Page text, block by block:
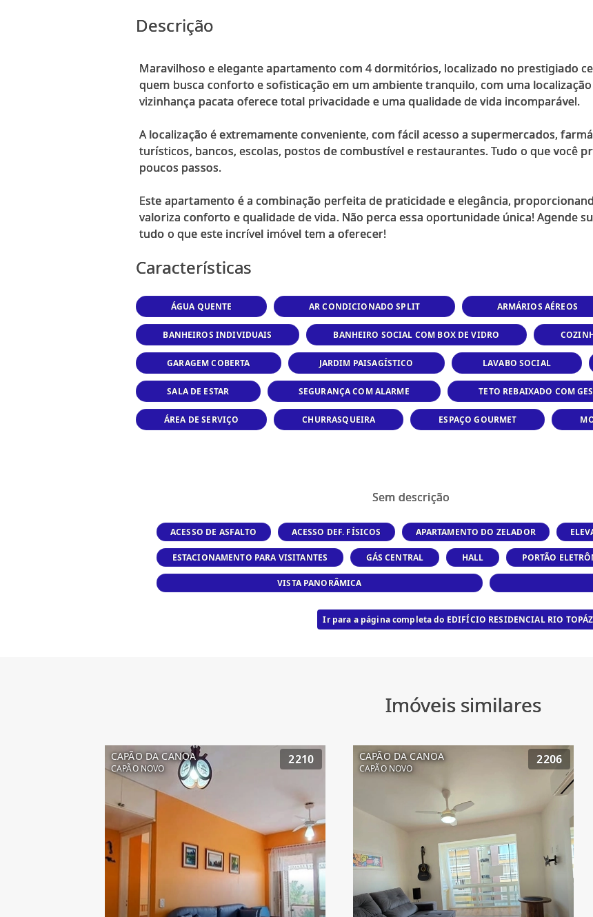
Descrição
Maravilhoso e elegante apartamento com 4 dormitórios, localizado no prestigiado
quem busca conforto e sofisticação em um ambiente tranquilo, com uma
vizinhança pacata oferece total privacidade e uma qualidade de vida incomparável.
A localização é extremamente conveniente, com fácil acesso a supermercados,
turísticos, bancos, escolas, postos de combustível e restaurantes. Tudo o que você
poucos passos.
Este apartamento é a combinação perfeita de praticidade e elegância,
valoriza conforto e qualidade de vida. Não perca essa oportunidade única! Agende
Características
ÁGUA QUENTE AR CONDICIONADO SPLIT ARMÁRIOS AÉREOS
BANHEIROS INDIVIDUAIS BANHEIRO SOCIAL COM BOX DE VIDRO
GARAGEM COBERTA JARDIM PAISAGÍSTICO LAVABO SOCIAL
SALA DE ESTAR SEGURANÇA COM ALARME TETO REBAIXADO COM
ÁREA DE SERVIÇO CHURRASQUEIRA ESPAÇO GOURMET
Sem descrição
ACESSO DE ASFALTO ACESSO DEF. FÍSICOS APARTAMENTO DO ZELADOR
ESTACIONAMENTO PARA VISITANTES GÁS CENTRAL HALL PORTÃO
VISTA PANORÂMICA
Ir para a página completa do EDIFÍCIO RESIDENCIAL RIO
Imóveis similares
CAPÃO DA CANOA
CAPÃO NOVO
2210 CAPÃO DA CANOA
CAPÃO NOVO
2206